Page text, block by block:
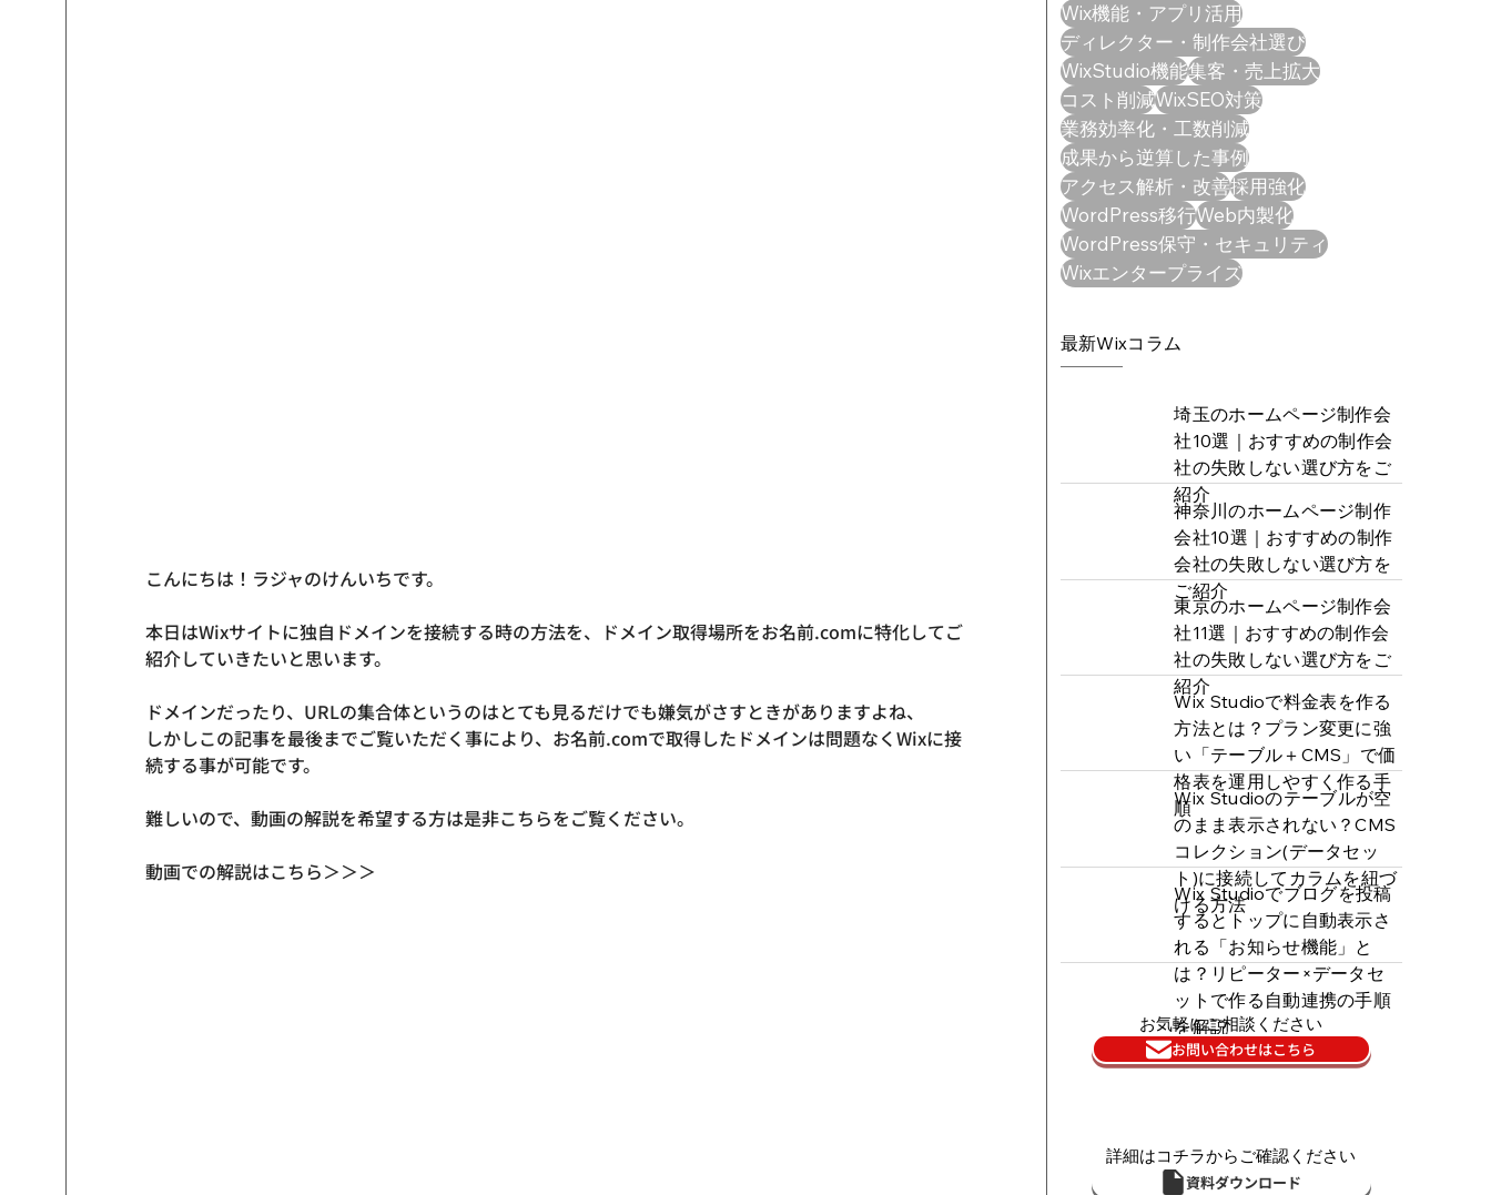
Wix機能・アプリ活用
ディレクター・制作会社選び
WixStudio機能集客・売上拡大
コスト削減WixSEO対策
業務効率化・工数削減
成果から逆算した事例
アクセス解析・改善採用強化
WordPress移行Web内製化
WordPress保守・セキュリティ
Wixエンタープライズ
最新Wixコラム
埼玉のホームページ制作会
社10選｜おすすめの制作会
社の失敗しない選び方をご
紹介
神奈川のホームページ制作
会社10選｜おすすめの制作
会社の失敗しない選び方を
ご紹介
東京のホームページ制作会
社11選｜おすすめの制作会
社の失敗しない選び方をご
紹介
Wix Studioで料金表を作る
方法とは？プラン変更に強
い「テーブル＋CMS」で価
格表を運用しやすく作る手
順
Wix Studioのテーブルが空
のまま表示されない？CMS
コレクション(データセッ
ト)に接続してカラムを紐づ
ける方法
Wix Studioでブログを投稿
するとトップに自動表示さ
れる「お知らせ機能」と
は？リピーター×データセ
ットで作る自動連携の手順
を解説
お気軽にご相談ください
お問い合わせはこちら
詳細はコチラからご確認ください
資料ダウンロード
こんにちは！ラジャのけんいちです。
本日はWixサイトに独自ドメインを接続する時の方法を、ドメイン取得場所をお名前.comに特化してご
紹介していきたいと思います。
ドメインだったり、URLの集合体というのはとても見るだけでも嫌気がさすときがありますよね、
しかしこの記事を最後までご覧いただく事により、お名前.comで取得したドメインは問題なくWixに接
続する事が可能です。
難しいので、動画の解説を希望する方は是非こちらをご覧ください。
動画での解説はこちら＞＞＞